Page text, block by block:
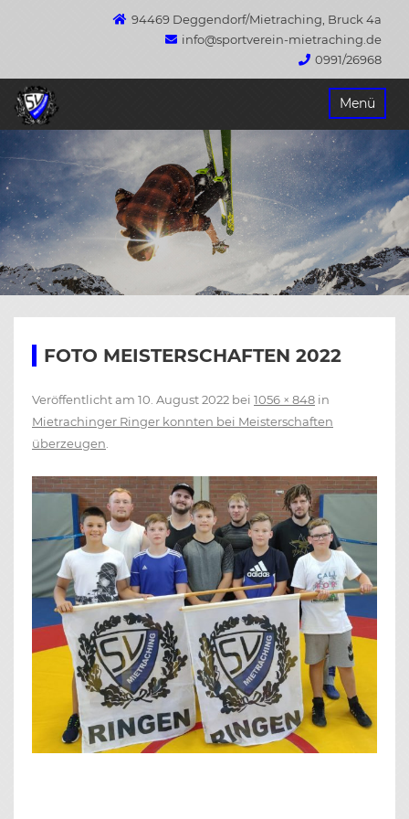
94469 Deggendorf/Mietraching, Bruck 4a
info@sportverein-mietraching.de
0991/26968
Menü
FOTO MEISTERSCHAFTEN 2022
Veröffentlicht am 10. August 2022 bei 1056 × 848 in
Mietrachinger Ringer konnten bei Meisterschaften
überzeugen